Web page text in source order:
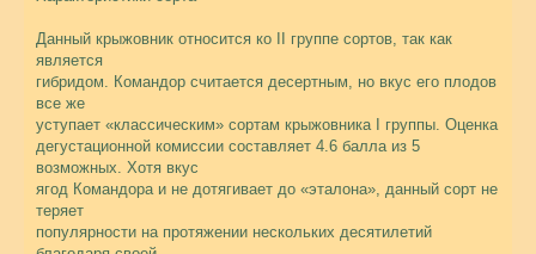
Данный крыжовник относится ко II группе сортов, так как
является
гибридом. Командор считается десертным, но вкус его плодов
все же
уступает «классическим» сортам крыжовника I группы. Оценка
дегустационной комиссии составляет 4.6 балла из 5
возможных. Хотя вкус
ягод Командора и не дотягивает до «эталона», данный сорт не
теряет
популярности на протяжении нескольких десятилетий